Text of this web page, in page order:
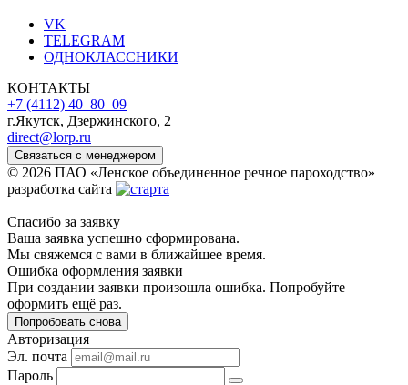
VK
TELEGRAM
ОДНОКЛАССНИКИ
КОНТАКТЫ
+7 (4112) 40‒80‒09
г.Якутск, Дзержинского, 2
direct@lorp.ru
Связаться с менеджером
© 2026 ПАО «Ленское объединенное речное пароходство»
разработка сайта
Спасибо за заявку
Ваша заявка успешно сформирована.
Мы свяжемся с вами в ближайшее время.
Ошибка оформления заявки
При создании заявки произошла ошибка. Попробуйте
оформить ещё раз.
Попробовать снова
Авторизация
Эл. почта
Пароль